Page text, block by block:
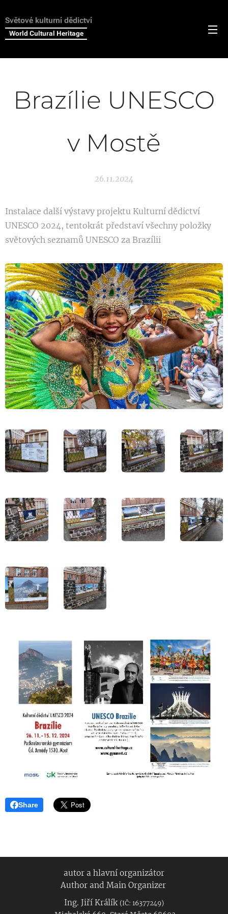
Světové kulturní dědictví
World Cultural Heritage
Brazílie UNESCO
v Mostě
26.11.2024
Instalace další výstavy projektu Kulturní dědictví
UNESCO 2024, tentokrát představí všechny položky
světových seznamů UNESCO za Brazílii
Share
autor a hlavní organizátor
Author and Main Organizer
Ing. Jiří Králík (IČ: 16377249)